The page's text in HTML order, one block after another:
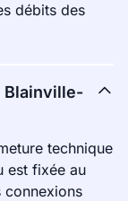
débits des
Blainville-
technique
est fixée au
connexions